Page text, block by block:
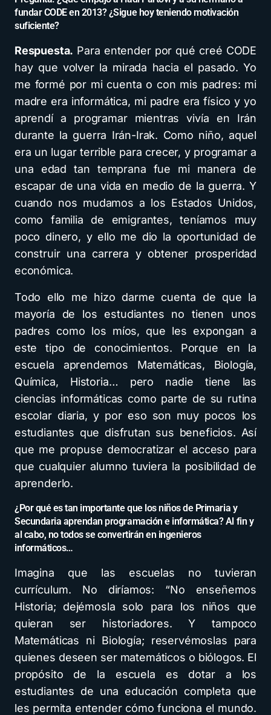
fundar CODE en 2013? ¿Sigue hoy teniendo motivación
suficiente?
Respuesta. Para entender por qué creé CODE
hay que volver la mirada hacia el pasado. Yo
me formé por mi cuenta o con mis padres: mi
madre era informática, mi padre era físico y yo
aprendí a programar mientras vivía en Irán
durante la guerra Irán-Irak. Como niño, aquel
era un lugar terrible para crecer, y programar a
una edad tan temprana fue mi manera de
escapar de una vida en medio de la guerra. Y
cuando nos mudamos a los Estados Unidos,
como familia de emigrantes, teníamos muy
poco dinero, y ello me dio la oportunidad de
construir una carrera y obtener prosperidad
económica.
Todo ello me hizo darme cuenta de que la
mayoría de los estudiantes no tienen unos
padres como los míos, que les expongan a
este tipo de conocimientos. Porque en la
escuela aprendemos Matemáticas, Biología,
Química, Historia… pero nadie tiene las
ciencias informáticas como parte de su rutina
escolar diaria, y por eso son muy pocos los
estudiantes que disfrutan sus beneficios. Así
que me propuse democratizar el acceso para
que cualquier alumno tuviera la posibilidad de
aprenderlo.
¿Por qué es tan importante que los niños de Primaria y
Secundaria aprendan programación e informática? Al fin y
al cabo, no todos se convertirán en ingenieros
informáticos…
Imagina que las escuelas no tuvieran
currículum. No diríamos: “No enseñemos
Historia; dejémosla solo para los niños que
quieran ser historiadores. Y tampoco
Matemáticas ni Biología; reservémoslas para
quienes deseen ser matemáticos o biólogos. El
propósito de la escuela es dotar a los
estudiantes de una educación completa que
les permita entender cómo funciona el mundo.